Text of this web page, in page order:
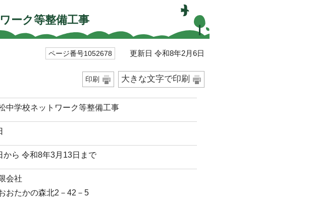
ーク等整備工事
ページ番号1052678 更新日 令和8年2月6日
印刷 大きな文字で印刷
中学校ネットワーク等整備工事
から 令和8年3月13日まで
会社
おたかの森北2－42－5